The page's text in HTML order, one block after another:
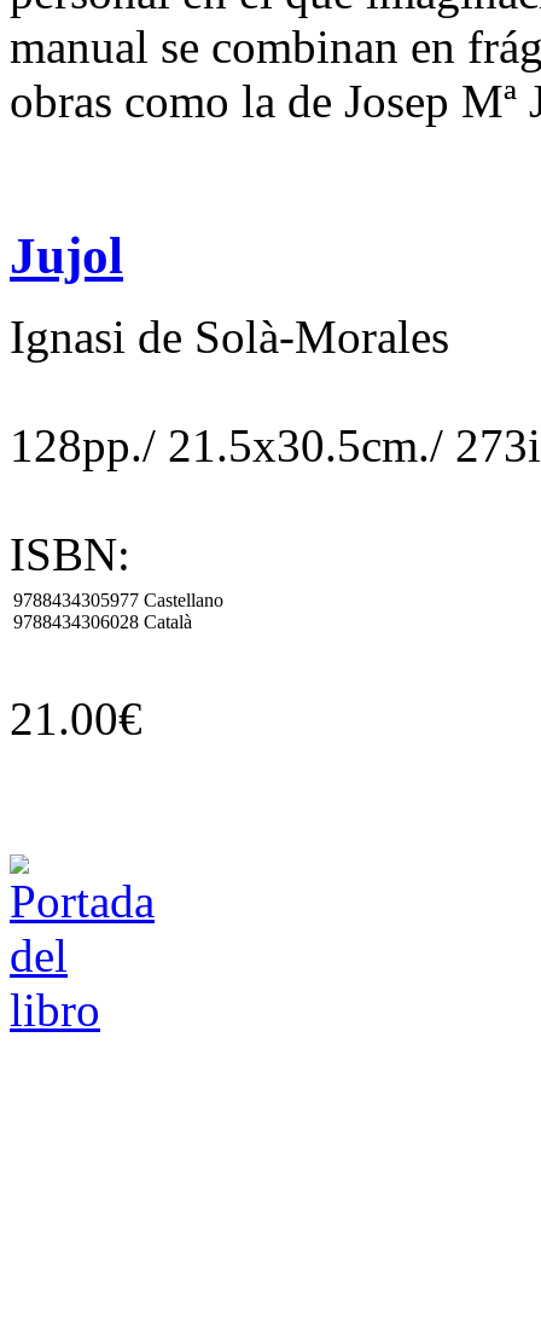
manual se combinan en
obras como la de Josep
Jujol
Ignasi de Solà-Morales
128pp./ 21.5x30.5cm./
ISBN:
9788434305977
9788434306028
Castellano
Català
21.00€